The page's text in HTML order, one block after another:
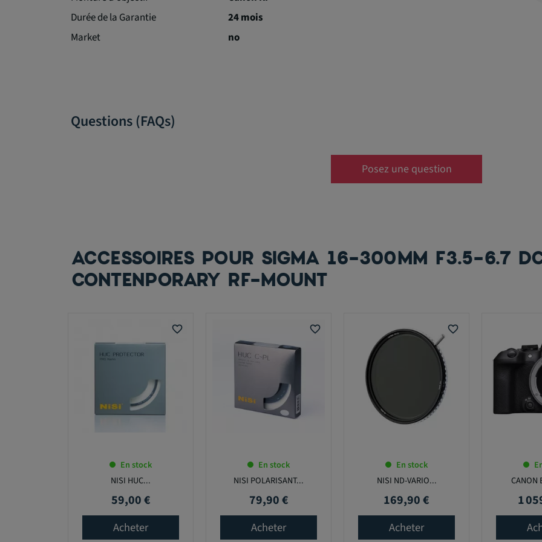
Durée de la Garantie
24 mois
Market
no
Questions (FAQs)
Posez une question
ACCESSOIRES POUR SIGMA 16-300MM F3.5-6.7
CONTENPORARY RF-MOUNT
favorite_border
En stock
NISI HUC...
Prix
59,00 €
Acheter
favorite_border
En stock
NISI POLARISANT...
Prix
79,90 €
Acheter
favorite_border
En stock
NISI ND-VARIO...
Prix
169,90 €
Acheter
CANON
Prix
1